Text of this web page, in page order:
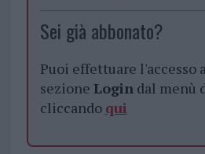
Sei già abbonato?
Puoi effettuare l'accesso
sezione Logindal menù
cliccando qui